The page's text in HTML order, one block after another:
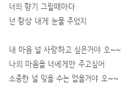
너의 향기 그릴때마다
넌 항상 내게 눈물 주었지
내 마음 널 사랑하고 싶은거야 오~~
나의 마음을 너에게만 주고싶어
소중한 널 잊을 수는 없을거야 오~~